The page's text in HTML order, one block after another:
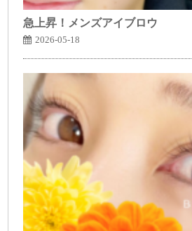
急上昇！メンズアイブロウ
2026-05-18